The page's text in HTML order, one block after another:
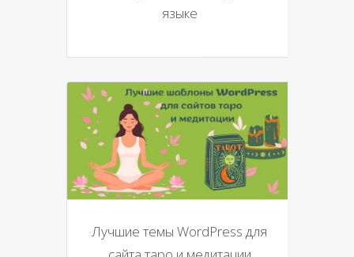
языке
Лучшие темы WordPress для